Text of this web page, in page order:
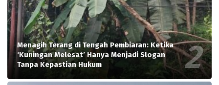
Menagih Terang di Tengah Pembiaran: Ketika
‘Kuningan Melesat’ Hanya Menjadi Slogan
Tanpa Kepastian Hukum